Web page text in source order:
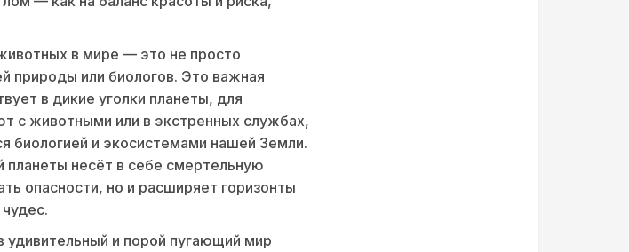
в мире — это не просто
природы или биологов. Это важная
в дикие уголки планеты, для
с животными или в экстренных службах,
биологией и экосистемами нашей Земли.
планеты несёт в себе смертельную
опасности, но и расширяет горизонты
и порой пугающий мир